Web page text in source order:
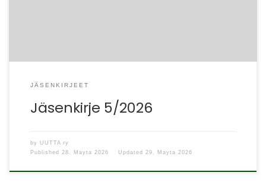
JÄSENKIRJEET
Jäsenkirje 5/2026
by
UUTTA ry
Published 28. Mayta 2026 Updated 29. Mayta 2026